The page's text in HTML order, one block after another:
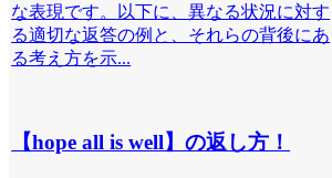
な表現です。以下に、異なる状況に対す
る適切な返答の例と、それらの背後にあ
る考え方を示...
【hope all is well】の返し方！